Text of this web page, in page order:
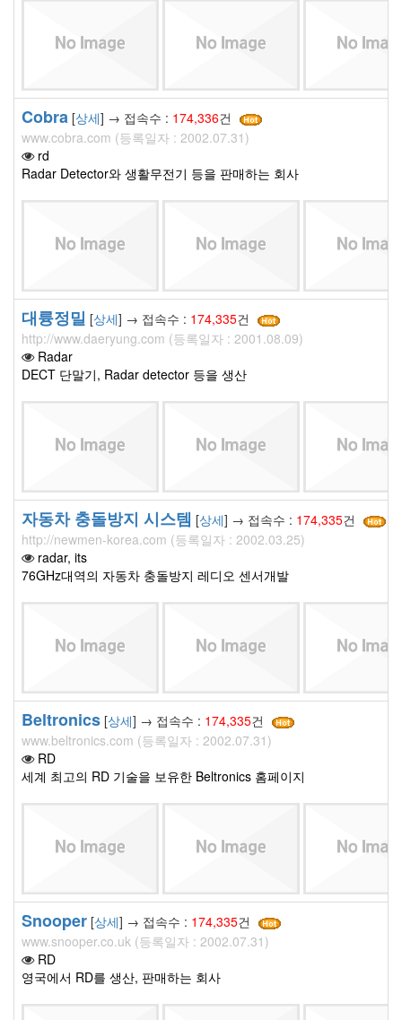
Cobra [상세] → 접속수 : 174,336건
www.cobra.com (등록일자 : 2002.07.31)
rd
Radar Detector와 생활무전기 등을 판매하는 회사
대륭정밀 [상세] → 접속수 : 174,335건
http://www.daeryung.com (등록일자 : 2001.08.09)
Radar
DECT 단말기, Radar detector 등을 생산
자동차 충돌방지 시스템 [상세] → 접속수 : 174,335건
http://newmen-korea.com (등록일자 : 2002.03.25)
radar, its
76GHz대역의 자동차 충돌방지 레디오 센서개발
Beltronics [상세] → 접속수 : 174,335건
www.beltronics.com (등록일자 : 2002.07.31)
RD
세계 최고의 RD 기술을 보유한 Beltronics 홈페이지
Snooper [상세] → 접속수 : 174,335건
www.snooper.co.uk (등록일자 : 2002.07.31)
RD
영국에서 RD를 생산, 판매하는 회사